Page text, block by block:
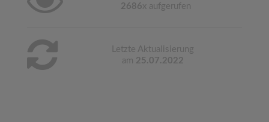
2686x aufgerufen
Letzte Aktualisierung
am 25.07.2022